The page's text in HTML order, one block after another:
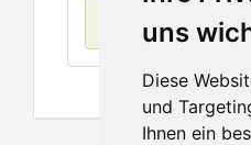
uns
Diese
und
Ihnen ein
No items found